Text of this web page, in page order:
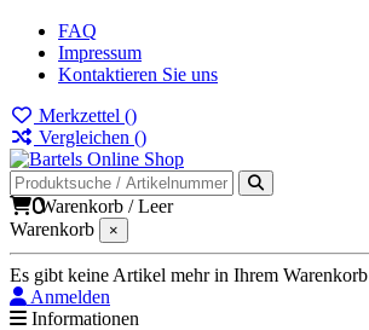
FAQ
Impressum
Kontaktieren Sie uns
Merkzettel ()
Vergleichen ()
0Warenkorb /Leer
Warenkorb
×
Es gibt keine Artikel mehr in Ihrem Warenkorb
Anmelden
Informationen